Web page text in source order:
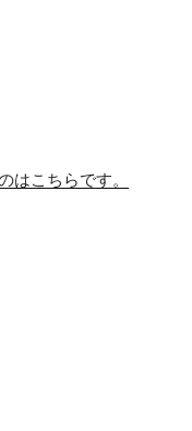
はこちらです。